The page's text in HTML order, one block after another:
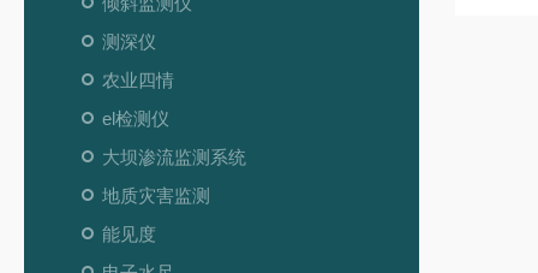
测深仪
农业四情
el检测仪
大坝渗流监测系统
地质灾害监测
能见度